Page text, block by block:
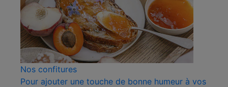
Nos confitures
Pour ajouter une touche de bonne humeur à vos